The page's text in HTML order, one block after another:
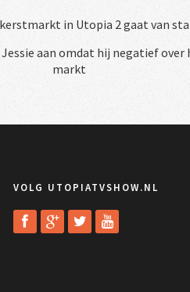
kerstmarkt in Utopia 2 gaat van
aan omdat hij negatief over
markt
VOLG UTOPIATVSHOW.NL